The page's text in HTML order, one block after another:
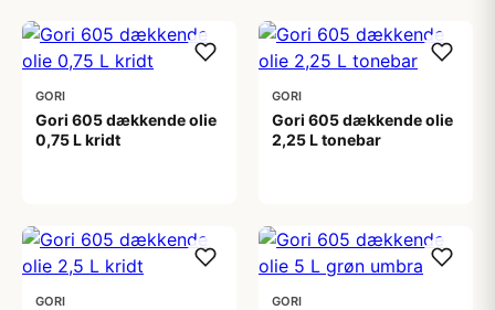
GORI
Gori 605 dækkende olie
0,75 L kridt
GORI
Gori 605 dækkende olie
2,25 L tonebar
GORI GORI